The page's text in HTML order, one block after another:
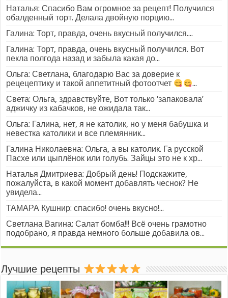
Наталья: Спасибо Вам огромное за рецепт! Получился
обалденный торт. Делала двойную порцию...
Галина: Торт, правда, очень вкусный получился....
Галина: Торт, правда, очень вкусный получился. Вот
пекла полгода назад и забыла какая до...
Ольга: Светлана, благодарю Вас за доверие к
рецецептику и такой аппетитный фотоотчет
...
Света: Ольга, здравствуйте, Вот только ‘запаковала’
аджичку из кабачков, не ожидала так...
Ольга: Галина, нет, я не католик, но у меня бабушка и
невестка католики и все племянник...
Галина Николаевна: Ольга, а вы католик. Га русской
Пасхе или цыплёнок или голубь. Зайцы это не к хр...
Наталья Дмитриева: Добрый день! Подскажите,
пожалуйста, в какой момент добавлять чеснок? Не
увидела...
ТАМАРА Кушнир: спасибо! очень вкусно!...
Светлана Вагина: Салат бомба!!! Всё очень грамотно
подобрано, я правда немного больше добавила ов...
Лучшие рецепты